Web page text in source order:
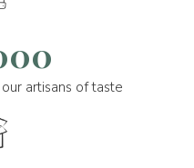
artisans of taste